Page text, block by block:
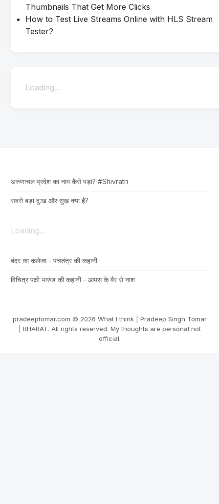
Thumbnails That Get More Clicks
How to Test Live Streams Online with HLS Stream
Tester?
Loading...
अरुणाचल प्रदेश का नाम कैसे पड़ा? #Shivratri
सबसे बड़ा दु:ख और सुख क्या है?
Loading...
बंदर का कलेजा - पंचतंत्र की कहानी
विचित्र पक्षी भारुंड की कहानी - आपस के बैर से नाश
pradeeptomar.com © 2026 What I think | Pradeep Singh Tomar
| BHARAT. All rights reserved. My thoughts are personal not
official.